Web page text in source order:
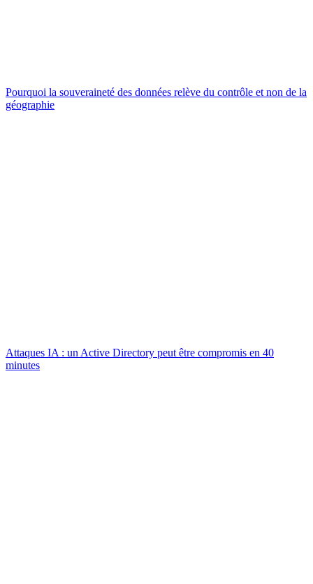
Pourquoi la souveraineté des données relève du contrôle et non de la
géographie
Attaques IA : un Active Directory peut être compromis en 40
minutes